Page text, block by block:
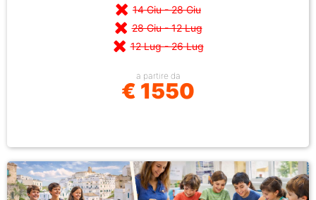
14 Giu - 28 Giu
28 Giu - 12 Lug
12 Lug - 26 Lug
a partire da
€ 1550